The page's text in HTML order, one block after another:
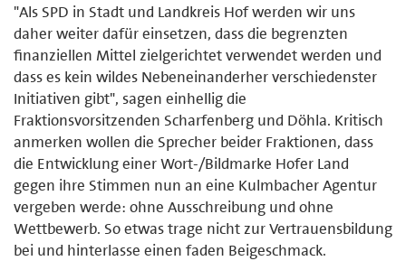
"Als SPD in Stadt und Landkreis Hof werden wir uns
daher weiter dafür einsetzen, dass die begrenzten
finanziellen Mittel zielgerichtet verwendet werden und
dass es kein wildes Nebeneinanderher verschiedenster
Initiativen gibt", sagen einhellig die
Fraktionsvorsitzenden Scharfenberg und Döhla. Kritisch
anmerken wollen die Sprecher beider Fraktionen, dass
die Entwicklung einer Wort-/Bildmarke Hofer Land
gegen ihre Stimmen nun an eine Kulmbacher Agentur
vergeben werde: ohne Ausschreibung und ohne
Wettbewerb. So etwas trage nicht zur Vertrauensbildung
bei und hinterlasse einen faden Beigeschmack.